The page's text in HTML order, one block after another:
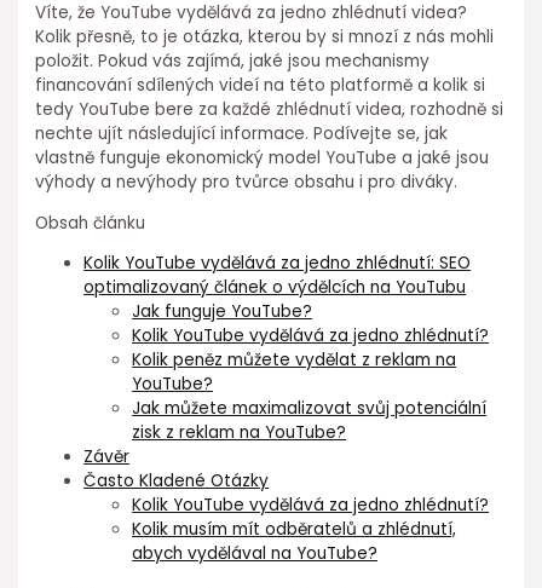
Víte, že YouTube vydělává za jedno zhlédnutí videa?
Kolik přesně, to je otázka, kterou by si mnozí z nás mohli
položit. Pokud vás zajímá, jaké jsou mechanismy
financování sdílených videí na této platformě a kolik si
tedy YouTube bere za každé zhlédnutí videa, rozhodně si
nechte ujít následující informace. Podívejte se, jak
vlastně funguje ekonomický model YouTube a jaké jsou
výhody a nevýhody pro tvůrce obsahu i pro diváky.
Obsah článku
Kolik YouTube vydělává za jedno zhlédnutí: SEO
optimalizovaný článek o výdělcích na YouTubu
Jak funguje YouTube?
Kolik YouTube vydělává za jedno zhlédnutí?
Kolik peněz můžete vydělat z reklam na
YouTube?
Jak můžete maximalizovat svůj potenciální
zisk z reklam na YouTube?
Závěr
Často Kladené Otázky
Kolik YouTube vydělává za jedno zhlédnutí?
Kolik musím mít odběratelů a zhlédnutí,
abych vydělával na YouTube?